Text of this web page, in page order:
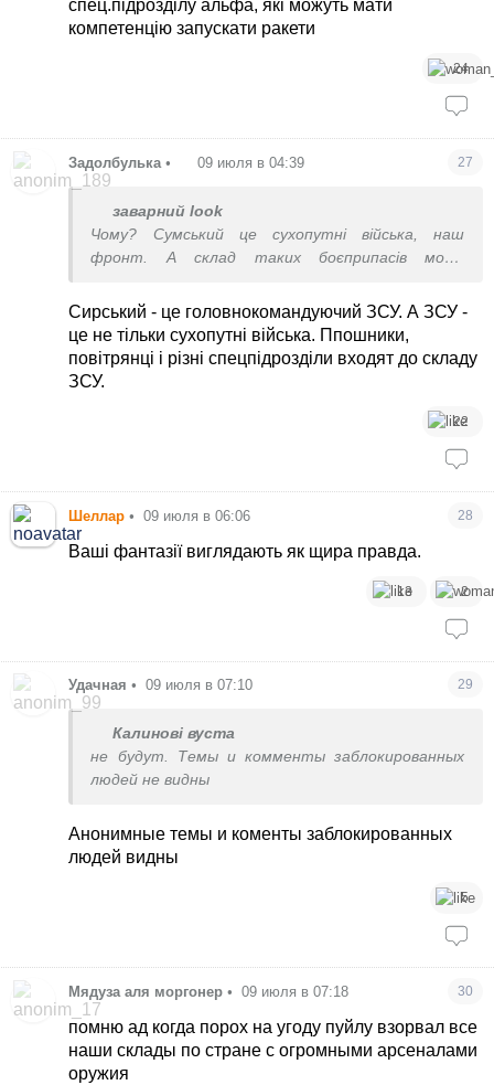
спец.підрозділу альфа, які можуть мати
компетенцію запускати ракети
24
Задолбулька • 09 июля в 04:39 27
заварний look
Чому? Сумський це сухопутні війська, наш
фронт. А склад таких боєприпасів може
якомусь спец.підрозділу альфа, які можуть мати
компетенцію запускати ракети
Сирський - це головнокомандуючий ЗСУ. А ЗСУ -
це не тільки сухопутні війська. Ппошники,
повітрянці і різні спецпідрозділи входят до складу
ЗСУ.
22
Шеллар • 09 июля в 06:06 28
Ваші фантазії виглядають як щира правда.
13 2
Удачная • 09 июля в 07:10 29
Калинові вуста
не будут. Темы и комменты заблокированных
людей не видны
Анонимные темы и коменты заблокированных
людей видны
5
Мядуза аля моргонер • 09 июля в 07:18 30
помню ад когда порох на угоду пуйлу взорвал все
наши склады по стране с огромными арсеналами
оружия